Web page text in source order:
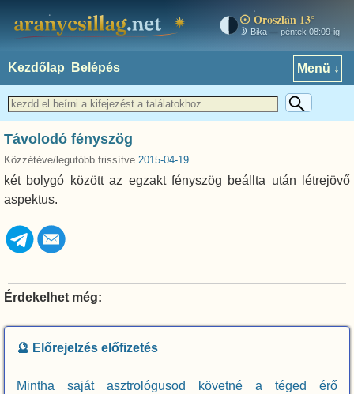
aranycsillag.net Oroszlán 13°
Bika — péntek 08:09-ig
Kezdőlap Belépés Menü ↓
Távolodó fényszög
Közzétéve/legutóbb frissítve 2015-04-19
két bolygó között az egzakt fényszög beállta után létrejövő
aspektus.
Érdekelhet még:
🔮 Előrejelzés előfizetés
Mintha saját asztrológusod követné a téged érő